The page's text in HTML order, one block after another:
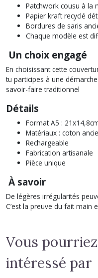
Patchwork cousu à la
Papier kraft recyclé
Bordures de saris
Chaque modèle est
Un choix engagé
En choisissant cette
tu participes à une
savoir-faire traditionnel
Détails
Format A5 :
Matériaux : coton
Rechargeable
Fabrication artisanale
Pièce unique
À savoir
De légères irrégularités
C’est la preuve du fait main
Vous
intéressé par